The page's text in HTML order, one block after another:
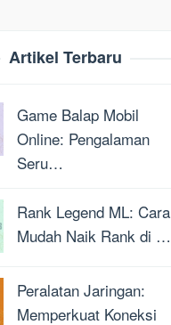
Artikel Terbaru
Game Balap Mobil
Online: Pengalaman
Seru…
Rank Legend ML: Cara
Mudah Naik Rank di …
Peralatan Jaringan:
Memperkuat Koneksi